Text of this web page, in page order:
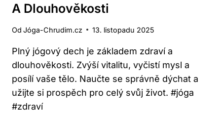
A Dlouhověkosti
Od Jóga-Chrudim.cz 13. listopadu 2025
Plný jógový dech je základem zdraví a
dlouhověkosti. Zvýší vitalitu, vyčistí mysl a
posílí vaše tělo. Naučte se správně dýchat a
užijte si prospěch pro celý svůj život. #jóga
#zdraví